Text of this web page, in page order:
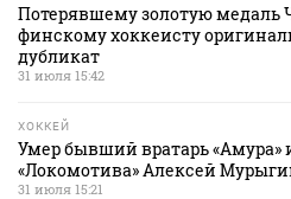
Потерявшему золотую медаль
финскому хоккеисту
дубликат
31 июля 15:42
ХОККЕЙ
Умер бывший вратарь «Амура»
«Локомотива» Алексей
31 июля 15:21